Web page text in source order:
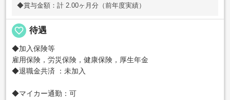
◆賞与金額：計 2.00ヶ月分（前年度実績）
favorite_border 待遇
◆加入保険等
雇用保険，労災保険，健康保険，厚生年金
◆退職金共済 ：未加入
◆マイカー通勤：可